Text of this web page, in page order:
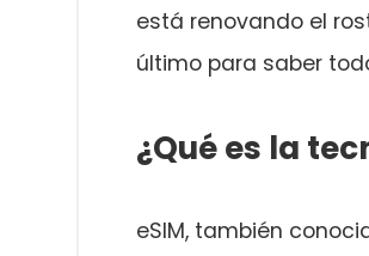
está renovando el
último para saber
¿Qué es la
eSIM, también